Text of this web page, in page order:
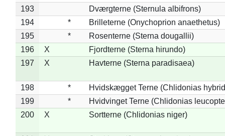
193
Dværgterne (Sternula albifrons)
194
*
Brilleterne (Onychoprion anaethetus)
195
*
Rosenterne (Sterna dougallii)
196
X
Fjordterne (Sterna hirundo)
197
X Havterne (Sterna paradisaea)
198 *
Hvidskægget Terne (Chlidonias
199
*
Hvidvinget Terne (Chlidonias
200
X Sortterne (Chlidonias niger)